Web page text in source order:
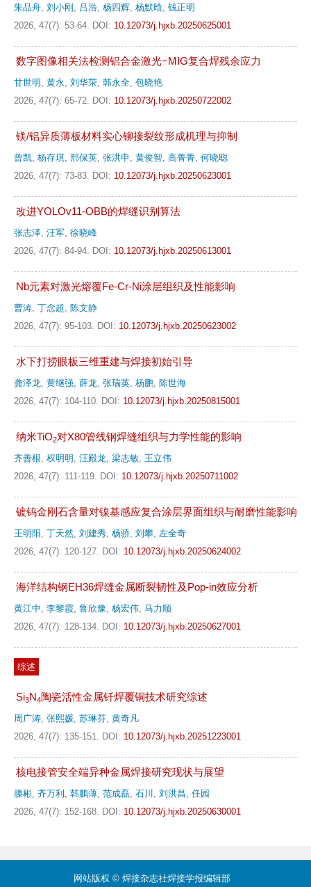
朱品舟, 刘小刚 , 吕浩, 杨四辉, 杨默晗, 钱正明
2026, 47(7): 53-64. DOI: 10.12073/j.hjxb.20250625001
数字图像相关法检测铝合金激光−MIG复合焊残余应力
甘世明 , 黄永, 刘华荥, 韩永全, 包晓艳
2026, 47(7): 65-72. DOI: 10.12073/j.hjxb.20250722002
镁/铝异质薄板材料实心铆接裂纹形成机理与抑制
曾凯, 杨存琪, 邢保英, 张洪申 , 黄俊智, 高菁菁, 何晓聪
2026, 47(7): 73-83. DOI: 10.12073/j.hjxb.20250623001
改进YOLOv11-OBB的焊缝识别算法
张志泽, 汪军, 徐晓峰
2026, 47(7): 84-94. DOI: 10.12073/j.hjxb.20250613001
Nb元素对激光熔覆Fe-Cr-Ni涂层组织及性能影响
曹涛, 丁念超, 陈文静
2026, 47(7): 95-103. DOI: 10.12073/j.hjxb.20250623002
水下打捞眼板三维重建与焊接初始引导
龚泽龙, 黄继强, 薛龙, 张瑞英, 杨鹏, 陈世海
2026, 47(7): 104-110. DOI: 10.12073/j.hjxb.20250815001
纳米TiO2对X80管线钢焊缝组织与力学性能的影响
齐善根, 权明明 , 汪殿龙, 梁志敏, 王立伟
2026, 47(7): 111-119. DOI: 10.12073/j.hjxb.20250711002
镀钨金刚石含量对镍基感应复合涂层界面组织与耐磨性能影响
王明阳 , 丁天然, 刘建秀, 杨骄, 刘攀, 左全奇
2026, 47(7): 120-127. DOI: 10.12073/j.hjxb.20250624002
海洋结构钢EH36焊缝金属断裂韧性及Pop-in效应分析
黄江中, 李黎霞, 鲁欣豫, 杨宏伟, 马力顺
2026, 47(7): 128-134. DOI: 10.12073/j.hjxb.20250627001
综述
Si3N4陶瓷活性金属钎焊覆铜技术研究综述
周广涛, 张熙媛, 苏琳芬, 黄奇凡
2026, 47(7): 135-151. DOI: 10.12073/j.hjxb.20251223001
核电接管安全端异种金属焊接研究现状与展望
滕彬, 齐万利 , 韩鹏薄, 范成磊, 石川 , 刘洪昌, 任园
2026, 47(7): 152-168. DOI: 10.12073/j.hjxb.20250630001
网站版权 © 焊接杂志社焊接学报编辑部